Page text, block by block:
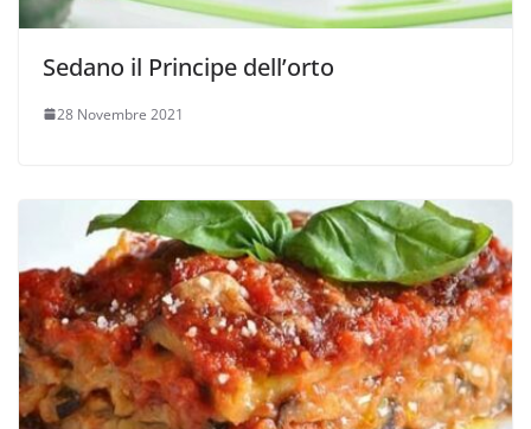
Sedano il Principe dell’orto
28 Novembre 2021